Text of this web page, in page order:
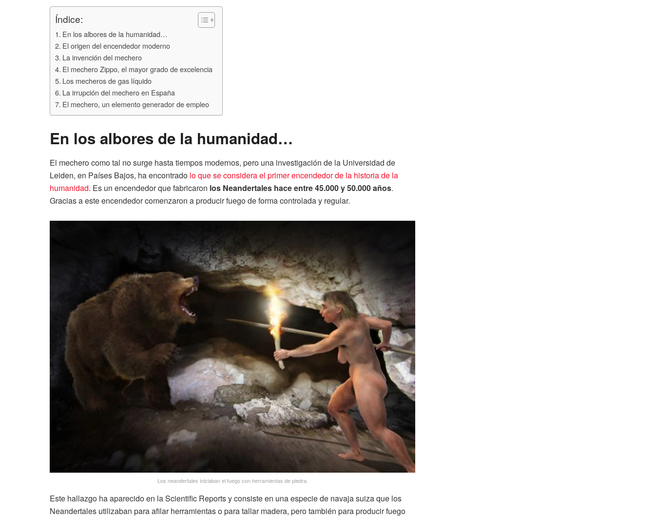
Índice:
En los albores de la humanidad…
El origen del encendedor moderno
La invención del mechero
El mechero Zippo, el mayor grado de excelencia
Los mecheros de gas líquido
La irrupción del mechero en España
El mechero, un elemento generador de empleo
En los albores de la humanidad…
El mechero como tal no surge hasta tiempos modernos, pero una investigación de la Universidad de
Leiden, en Países Bajos, ha encontrado lo que se considera el primer encendedor de la historia de la
humanidad. Es un encendedor que fabricaron los Neandertales hace entre 45.000 y 50.000 años.
Gracias a este encendedor comenzaron a producir fuego de forma controlada y regular.
Los neandertales iniciaban el fuego con herramientas de piedra.
Este hallazgo ha aparecido en la Scientific Reports y consiste en una especie de navaja suiza que los
Neandertales utilizaban para afilar herramientas o para tallar madera, pero también para producir fuego